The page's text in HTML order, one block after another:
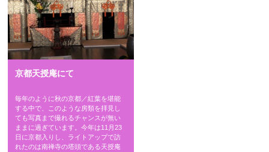
京都天授庵にて
毎年のように秋の京都／紅葉を堪能
する中で、このような房類を拝見し
ても写真まで撮れるチャンスが無い
ままに過ぎています。今年は11月23
日に京都入りし、ライトアップで訪
れたのは南禅寺の塔頭である天授庵